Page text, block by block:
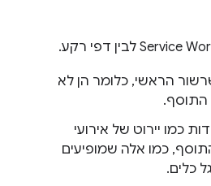
הראשי, כלומר הן לא
התוסף.
כמו יירוט של אירועי
כמו אלה שמופיעים
כלים.